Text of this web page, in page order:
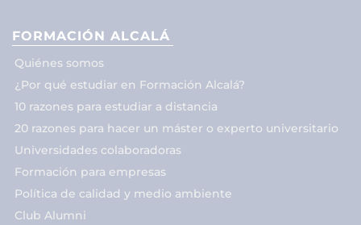
FORMACIÓN ALCALÁ
Quiénes somos
¿Por qué estudiar en Formación Alcalá?
10 razones para estudiar a distancia
20 razones para hacer un máster o experto universitario
Universidades colaboradoras
Formación para empresas
Política de calidad y medio ambiente
Club Alumni